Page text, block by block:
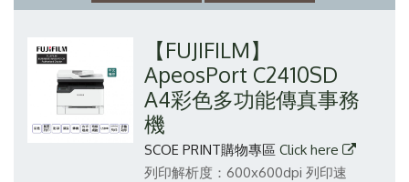
【FUJIFILM】
ApeosPort C2410SD
A4彩色多功能傳真事務
機
SCOE PRINT購物專區 Click here
列印解析度：600x600dpi 列印速